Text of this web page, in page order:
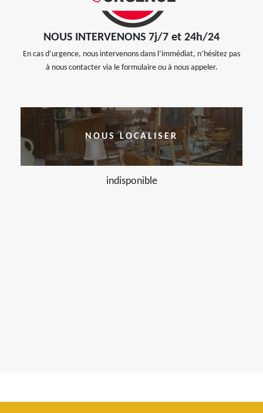
NOUS INTERVENONS 7j/7 et 24h/24
En cas d’urgence, nous intervenons dans l’immédiat, n’hésitez pas
à nous contacter via le formulaire ou à nous appeler.
NOUS LOCALISER
indisponible